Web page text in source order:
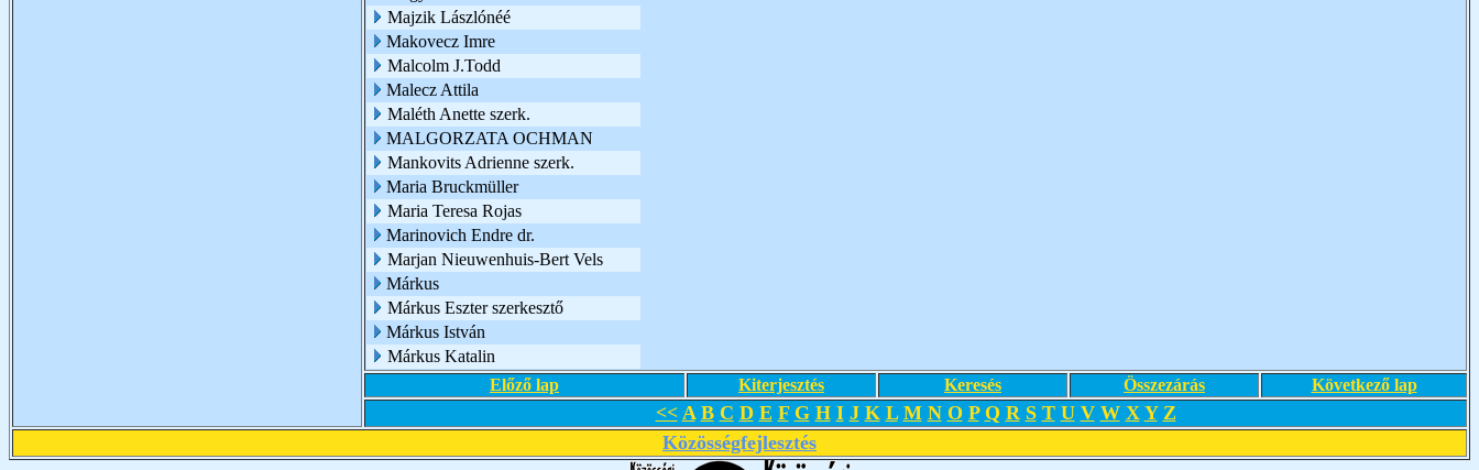
Majzik Lászlónéé
Makovecz Imre
Malcolm J.Todd
Malecz Attila
Maléth Anette szerk.
MALGORZATA OCHMAN
Mankovits Adrienne szerk.
Maria Bruckmüller
Maria Teresa Rojas
Marinovich Endre dr.
Marjan Nieuwenhuis-Bert Vels
Márkus
Márkus Eszter szerkesztő
Márkus István
Márkus Katalin
Előző lap
Kiterjesztés Keresés Összezárás Következő lap
<< A B C D E F G H I J K L M N O P Q R S T U V W X Y Z
Közösségfejlesztés